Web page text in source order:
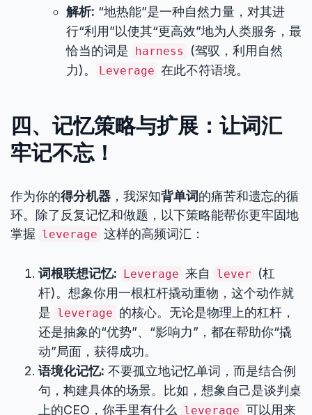
解析: “地热能”是一种自然力量，对其进
行“利用”以使其“更高效”地为人类服务，最
恰当的词是 harness
(驾驭，利用自然
力)。
Leverage 在此不符语境。
四、记忆策略与扩展：让词汇
牢记不忘！
作为你的得分机器 ，我深知背单词的痛苦和遗忘的循
环。除了反复记忆和做题，以下策略能帮你更牢固地
掌握 leverage 这样的高频词汇：
词根联想记忆: Leverage 来自 lever
(杠
杆)。想象你用一根杠杆撬动重物，这个动作就
是 leverage 的核心。无论是物理上的杠杆，
还是抽象的“优势”、“影响力”，都在帮助你“撬
动”局面，获得成功。
语境化记忆: 不要孤立地记忆单词，而是结合例
句，构建具体的场景。比如，想象自己是谈判桌
上的CEO，你手里有什么
leverage 可以用来